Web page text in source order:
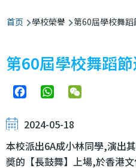
面
包
屑
首页 學校榮譽 第60屆學校舞蹈
第60屆學校舞蹈
FacebookWhatsApp
2024-05-18
本校派出6A成小林同學,演出
奬的【長鼓舞】上場,於香港